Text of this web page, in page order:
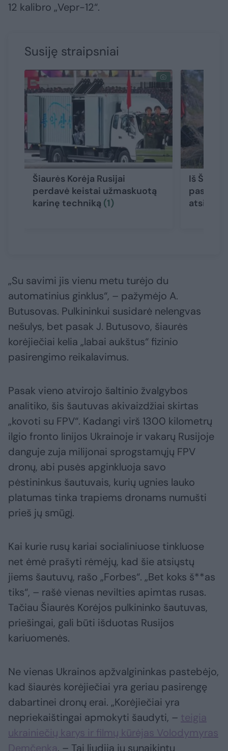
12 kalibro „Vepr-12“.
Susiję straipsniai
Šiaurės Korėja Rusijai
perdavė keistai užmaskuotą
karinę techniką (1)
Iš
atsiųs
„Su savimi jis vienu metu turėjo du
automatinius ginklus“, – pažymėjo A.
Butusovas. Pulkininkui susidarė nelengvas
nešulys, bet pasak J. Butusovo, šiaurės
korėjiečiai kelia „labai aukštus“ fizinio
pasirengimo reikalavimus.
Pasak vieno atvirojo šaltinio žvalgybos
analitiko, šis šautuvas akivaizdžiai skirtas
„kovoti su FPV“. Kadangi virš 1300 kilometrų
ilgio fronto linijos Ukrainoje ir vakarų Rusijoje
danguje zuja milijonai sprogstamųjų FPV
dronų, abi pusės apginkluoja savo
pėstininkus šautuvais, kurių ugnies lauko
platumas tinka trapiems dronams numušti
prieš jų smūgį.
Kai kurie rusų kariai socialiniuose tinkluose
net ėmė prašyti rėmėjų, kad šie atsiųstų
jiems šautuvų, rašo „Forbes“. „Bet koks š**as
tiks“, – rašė vienas nevilties apimtas rusas.
Tačiau Šiaurės Korėjos pulkininko šautuvas,
priešingai, gali būti išduotas Rusijos
kariuomenės.
Ne vienas Ukrainos apžvalgininkas pastebėjo,
kad šiaurės korėjiečiai yra geriau pasirengę
dabartinei dronų erai. „Korėjiečiai yra
nepriekaištingai apmokyti šaudyti, – teigia
ukrainiečių karys ir filmų kūrėjas Volodymyras
Demčenka. – Tai liudija jų sunaikintų